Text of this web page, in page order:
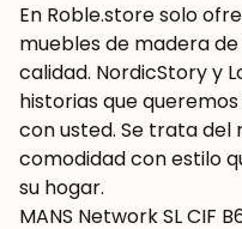
En Roble.store solo
muebles de madera
calidad. NordicStory y
historias que
con usted. Se trata del
comodidad con estilo
su hogar.
MANS Network SL CIF